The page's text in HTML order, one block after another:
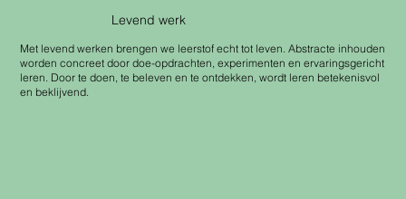
Levend werk
Met levend werken brengen we leerstof echt tot leven. Abstracte inhouden
worden concreet door doe-opdrachten, experimenten en ervaringsgericht
leren. Door te doen, te beleven en te ontdekken, wordt leren betekenisvol
en beklijvend.